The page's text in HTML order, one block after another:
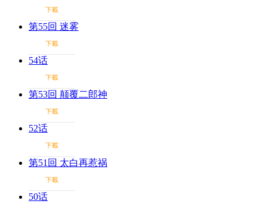
下載
第55回 迷雾
下載
54话
下載
第53回 颠覆二郎神
下載
52话
下載
第51回 太白再惹祸
下載
50话